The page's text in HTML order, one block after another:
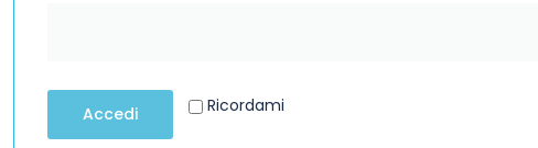
Ricordami
Accedi